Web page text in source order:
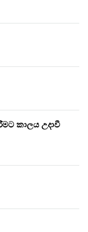
කාලය උදාවී